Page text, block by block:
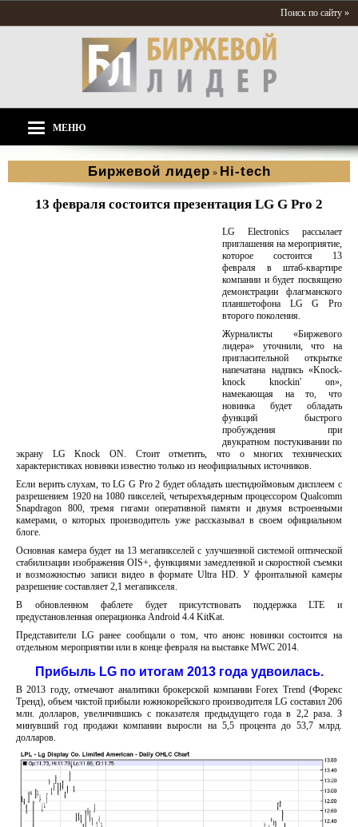
Поиск по сайту »
МЕНЮ
Биржевой лидер » Hi-tech
13 февраля состоится презентация LG G Pro 2
LG Electronics рассылает
приглашения на мероприятие,
которое состоится 13
февраля в штаб-квартире
компании и будет посвящено
демонстрации флагманского
планшетофона LG G Pro
второго поколения.
Журналисты «Биржевого
лидера» уточнили, что на
пригласительной открытке
напечатана надпись «Knock-
knock knockin' on»,
намекающая на то, что
новинка будет обладать
функций быстрого
пробуждения при
двукратном постукивании по
экрану LG Knock ON. Стоит отметить, что о многих технических
характеристиках новинки известно только из неофициальных источников.
Если верить слухам, то LG G Pro 2 будет обладать шестидюймовым дисплеем с
разрешением 1920 на 1080 пикселей, четырехъядерным процессором Qualcomm
Snapdragon 800, тремя гигами оперативной памяти и двумя встроенными
камерами, о которых производитель уже рассказывал в своем официальном
блоге.
Основная камера будет на 13 мегапикселей с улучшенной системой оптической
стабилизации изображения OIS+, функциями замедленной и скоростной съемки
и возможностью записи видео в формате Ultra HD. У фронтальной камеры
разрешение составляет 2,1 мегапикселя.
В обновленном фаблете будет присутствовать поддержка LTE и
предустановленная операционка Android 4.4 KitKat.
Представители LG ранее сообщали о том, что анонс новинки состоится на
отдельном мероприятии или в конце февраля на выставке MWC 2014.
Прибыль LG по итогам 2013 года удвоилась.
В 2013 году, отмечают аналитики брокерской компании Forex Trend (Форекс
Тренд), объем чистой прибыли южнокорейского производителя LG составил 206
млн. долларов, увеличившись с показателя предыдущего года в 2,2 раза. З
минувший год продажи компании выросли на 5,5 процента до 53,7 млрд.
долларов.